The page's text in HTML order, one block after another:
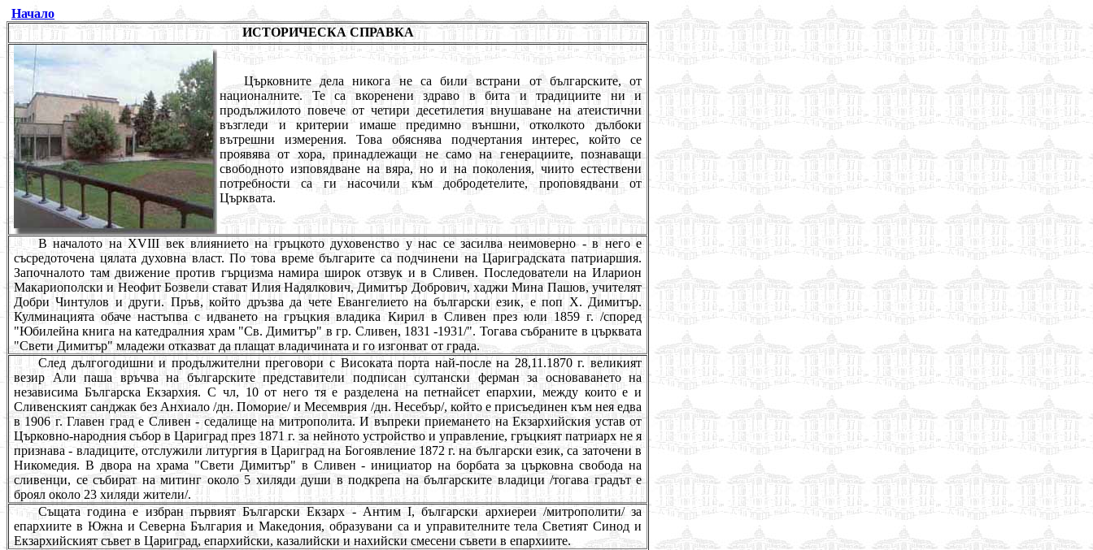
Начало
ИСТОРИЧЕСКА СПРАВКА
Църковните дела никога не са били встрани от българските, от
националните. Те са вкоренени здраво в бита и традициите ни и
продължилото повече от четири десетилетия внушаване на атеистични
възгледи и критерии имаше предимно външни, отколкото дълбоки
вътрешни измерения. Това обяснява подчертания интерес, който се
проявява от хора, принадлежащи не само на генерациите, познаващи
свободното изповядване на вяра, но и на поколения, чиито естествени
потребности са ги насочили към добродетелите, проповядвани от
Църквата.
В началото на XVIIIвек влиянието на гръцкото духовенство у нас се засилва неимоверно - в него е
съсредоточена цялата духовна власт. По това време българите са подчинени на Цариградската патриаршия.
Започналото там движение против гърцизма намира широк отзвук и в Сливен. Последователи на Иларион
Макариополски и Неофит Бозвели стават Илия Надялкович, Димитър Добрович, хаджи Мина Пашов, учителят
Добри Чинтулов и други. Пръв, който дръзва да чете Евангелието на български език, е поп X. Димитър.
Кулминацията обаче настъпва с идването на гръцкия владика Кирил в Сливен през юли 1859 г. /според
"Юбилейна книга на катедралния храм "Св. Димитър" в гр. Сливен, 1831 -1931/". Тогава събраните в църквата
"Свети Димитър" младежи отказват да плащат владичината и го изгонват от града.
След дългогодишни и продължителни преговори с Високата порта най-после на 28,11.1870 г. великият
везир Али паша връчва на българските представители подписан султански ферман за основаването на
независима Българска Екзархия. С чл, 10 от него тя е разделена на петнайсет епархии, между които е и
Сливенският санджак без Анхиало /дн. Поморие/ и Месемврия /дн. Несебър/, който е присъединен към нея едва
в 1906 г. Главен град е Сливен - седалище на митрополита. И въпреки приемането на Екзархийския устав от
Църковно-народния събор в Цариград през 1871 г. за нейното устройство и управление, гръцкият патриарх не я
признава - владиците, отслужили литургия в Цариград на Богоявление 1872 г. на български език, са заточени в
Никомедия. В двора на храма "Свети Димитър" в Сливен - инициатор на борбата за църковна свобода на
сливенци, се събират на митинг около 5 хиляди души в подкрепа на българските владици /тогава градът е
броял около 23 хиляди жители/.
Същата година е избран първият Български Екзарх - Антим I, български архиереи /митрополити/ за
епархиите в Южна и Северна България и Македония, образувани са и управителните тела Светият Синод и
Екзархийският съвет в Цариград, епархийски, казалийски и нахийски смесени съвети в епархиите.